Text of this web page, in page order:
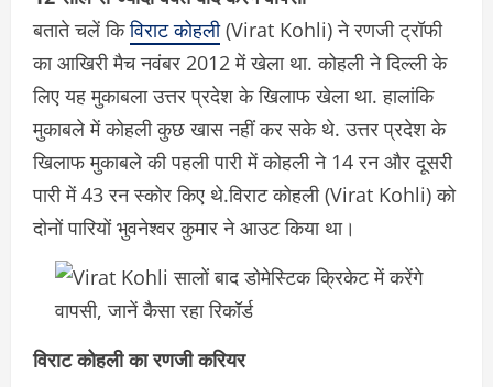
बताते चलें किविराट कोहली(Virat Kohli) ने रणजी ट्रॉफी
का आखिरी मैच नवंबर 2012 में खेला था. कोहली ने दिल्ली के
लिए यह मुकाबला उत्तर प्रदेश के खिलाफ खेला था. हालांकि
मुकाबले में कोहली कुछ खास नहीं कर सके थे. उत्तर प्रदेश के
खिलाफ मुकाबले की पहली पारी में कोहली ने 14 रन और दूसरी
पारी में 43 रन स्कोर किए थे.विराट कोहली (Virat Kohli) को
दोनों पारियों भुवनेश्वर कुमार ने आउट किया था।
विराट कोहली का रणजी करियर